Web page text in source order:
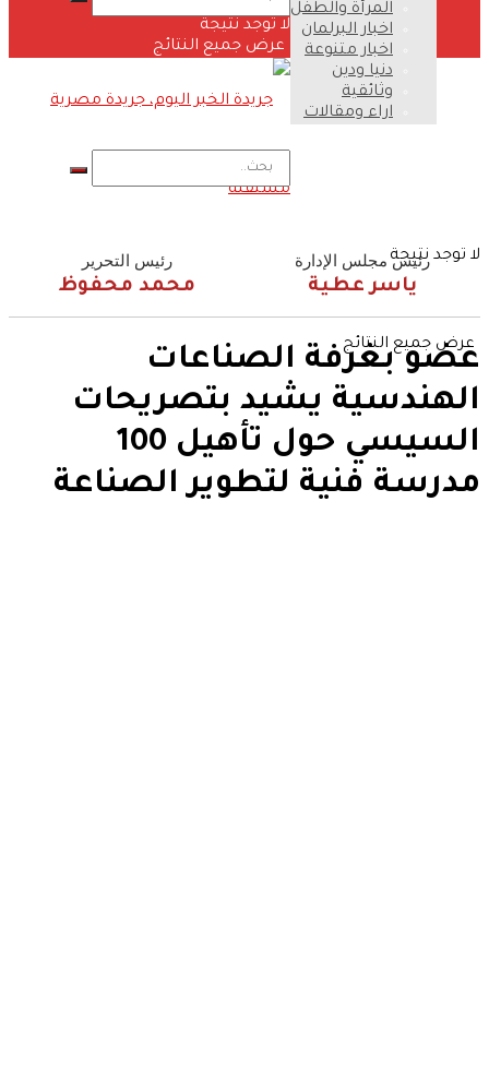
المرأة والطفل
اخبار البرلمان
اخبار متنوعة
دنيا ودين
وثائقية
اراء ومقالات
لا توجد نتيجة
عرض جميع النتائج
لا توجد نتيجة
عرض جميع النتائج
رئيس مجلس الإدارة
ياسر عطية
رئيس التحرير
محمد محفوظ
عضو بغرفة الصناعات
الهندسية يشيد بتصريحات
السيسي حول تأهيل 100
مدرسة فنية لتطوير الصناعة